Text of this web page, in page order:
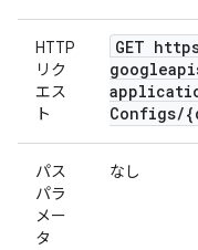
HTTP
リク
エス
ト
GET
Configs/
パス
パラ
メー
タ
なし